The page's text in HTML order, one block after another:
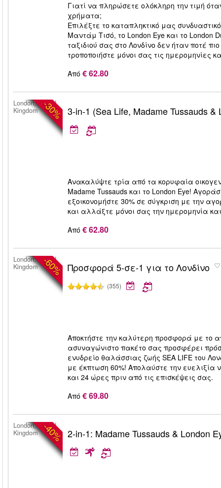
Γιατί να πληρώσετε ολόκληρη την τιμή
χρήματα;
Επιλέξτε το καταπληκτικό μας
Μαντάμ Τισό, το London Eye και το London
ταξιδιού σας στο Λονδίνο δεν ήταν ποτέ
τροποποιήστε μόνοι σας τις ημερομηνίες
Από € 62.80
-30%
London, United
Kingdom
3-in-1 (Sea Life, Madame Tussauds &
Ανακαλύψτε τρία από τα κορυφαία
Madame Tussauds και το London Eye!
εξοικονομήστε 30% σε σύγκριση με την
και αλλάξτε μόνοι σας την ημερομηνία
Από € 62.80
-60%
London, United
Kingdom
Προσφορά 5-σε-1 για το Λονδίνο
(355)
Αποκτήστε την καλύτερη προσφορά με το
ασυναγώνιστο πακέτο σας προσφέρει
ενυδρείο θαλάσσιας ζωής SEA LIFE του
με έκπτωση 60%! Απολαύστε την ευελιξία
και 24 ώρες πριν από τις επισκέψεις σας.
Από € 69.80
-40%
London, United
Kingdom
2-in-1: Madame Tussauds & London